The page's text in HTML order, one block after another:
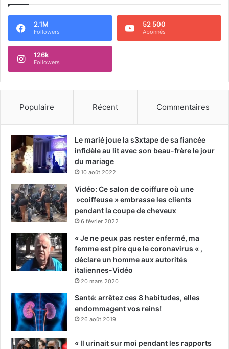
2.1M
Followers
52 500
Abonnés
126k
Followers
Populaire Récent Commentaires
Le marié joue la s3xtape de sa fiancée
infidèle au lit avec son beau-frère le jour
du mariage
10 août 2022
Vidéo: Ce salon de coiffure où une
»coiffeuse » embrasse les clients
pendant la coupe de cheveux
6 février 2022
« Je ne peux pas rester enfermé, ma
femme est pire que le coronavirus « ,
déclare un homme aux autorités
italiennes-Vidéo
20 mars 2020
Santé: arrêtez ces 8 habitudes, elles
endommagent vos reins!
26 août 2019
« Il urinait sur moi pendant les rapports